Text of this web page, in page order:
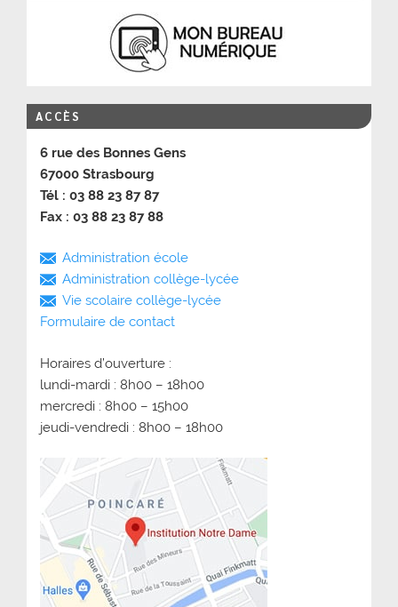
ACCÈS
6 rue des Bonnes Gens
67000 Strasbourg
Tél : 03 88 23 87 87
Fax : 03 88 23 87 88
Administration école
Administration collège-lycée
Vie scolaire collège-lycée
Formulaire de contact
Horaires d’ouverture :
lundi-mardi : 8h00 – 18h00
mercredi : 8h00 – 15h00
jeudi-vendredi : 8h00 – 18h00